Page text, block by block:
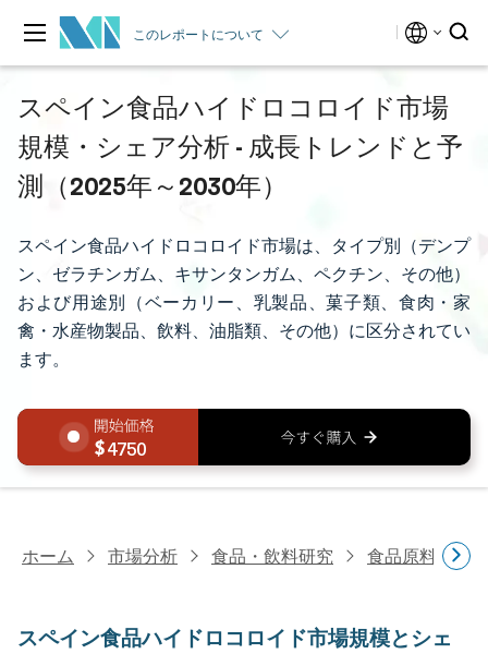
このレポートについて
スペイン食品ハイドロコロイド市場
規模・シェア分析 - 成長トレンドと予
測（2025年～2030年）
スペイン食品ハイドロコロイド市場は、タイプ別（デンプ
ン、ゼラチンガム、キサンタンガム、ペクチン、その他）
および用途別（ベーカリー、乳製品、菓子類、食肉・家
禽・水産物製品、飲料、油脂類、その他）に区分されてい
ます。
4750
ホーム 市場分析 食品・飲料研究 食品原料・食
スペイン食品ハイドロコロイド市場規模とシェ